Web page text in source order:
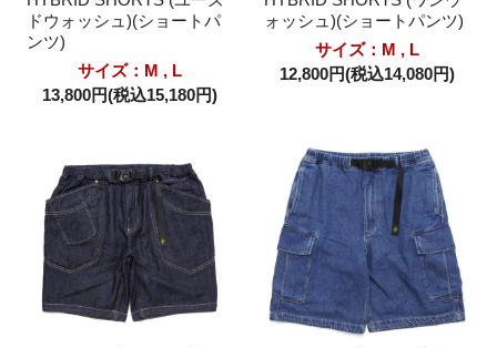
ドウォッシュ)(ショートパ
ンツ)
サイズ：M , L
13,800円(税込15,180円)
ォッシュ)(ショートパンツ)
サイズ：M , L
12,800円(税込14,080円)